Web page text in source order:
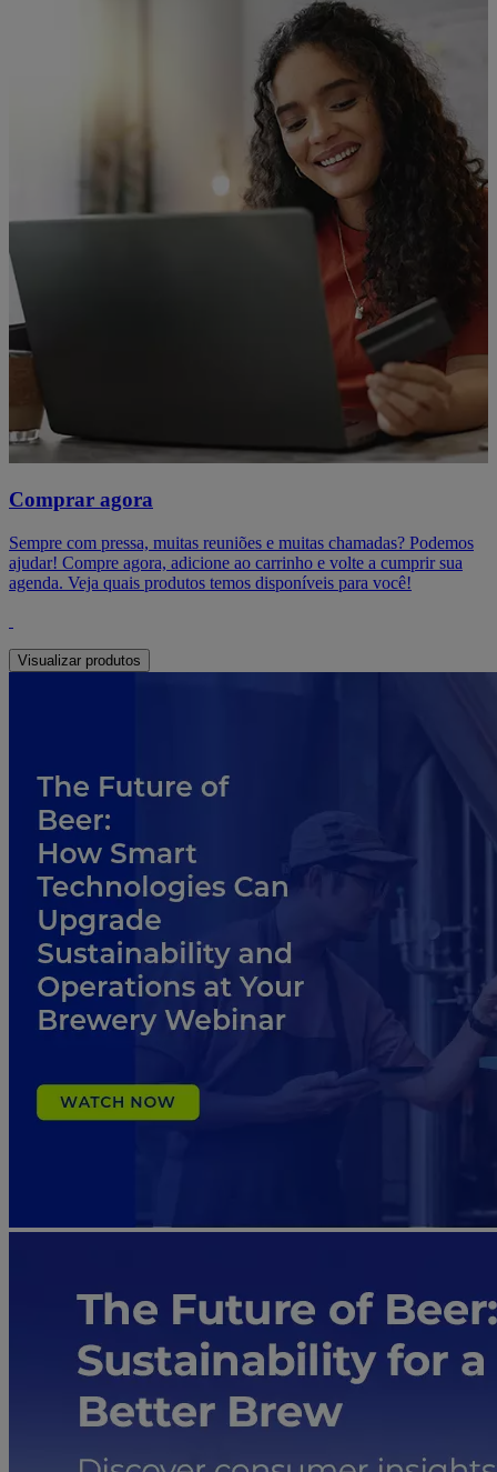
Comprar agora
Sempre com pressa, muitas reuniões e muitas chamadas? Podemos
ajudar! Compre agora, adicione ao carrinho e volte a cumprir sua
agenda. Veja quais produtos temos disponíveis para você!
Visualizar produtos